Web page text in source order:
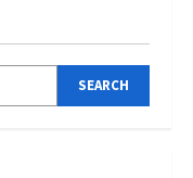
SEARCH